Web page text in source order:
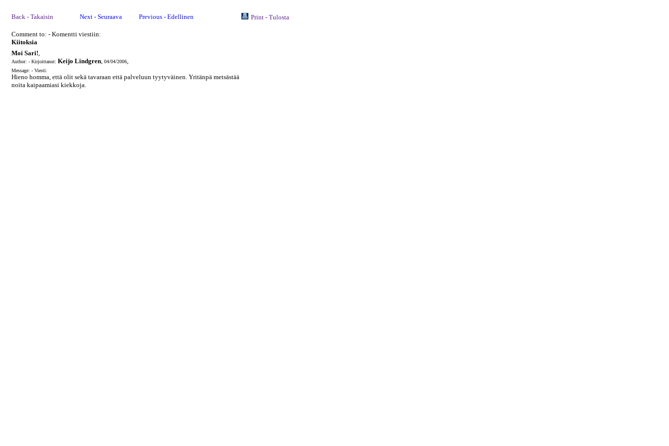
Back - Takaisin Next - Seuraava Previous - Edellinen Print - Tulosta
Comment to: - Komentti viestiin:
Kiitoksia
Moi Sari!,
Author: - Kirjoittanut: Keijo Lindgren, 04/04/2006,
Message: - Viesti:
Hieno homma, että olit sekä tavaraan että palveluun tyytyväinen. Yritänpä metsästää
noita kaipaamiasi kiekkoja.